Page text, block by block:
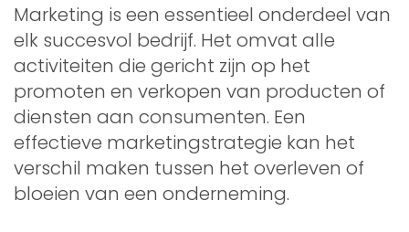
Marketing is een essentieel onderdeel van
elk succesvol bedrijf. Het omvat alle
activiteiten die gericht zijn op het
promoten en verkopen van producten of
diensten aan consumenten. Een
effectieve marketingstrategie kan het
verschil maken tussen het overleven of
bloeien van een onderneming.